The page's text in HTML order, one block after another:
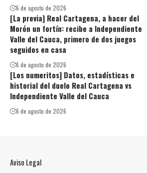
6 de agosto de 2026
[La previa] Real Cartagena, a hacer del
Morón un fortín: recibe a Independiente
Valle del Cauca, primero de dos juegos
seguidos en casa
6 de agosto de 2026
[Los numeritos] Datos, estadísticas e
historial del duelo Real Cartagena vs
Independiente Valle del Cauca
6 de agosto de 2026
Aviso Legal